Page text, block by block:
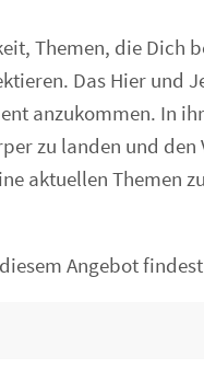
Themen, die Dich
Das Hier und
anzukommen. In
zu landen und
aktuellen Themen
Angebot